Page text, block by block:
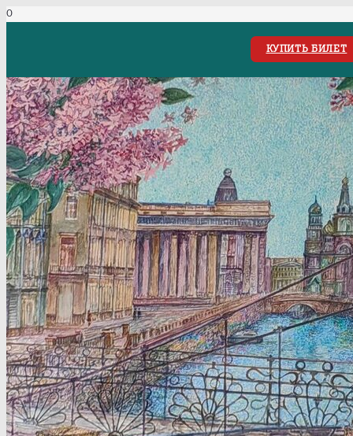
КУПИТЬ БИЛЕТ